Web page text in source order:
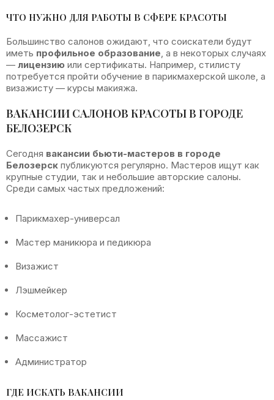
ЧТО НУЖНО ДЛЯ РАБОТЫ В СФЕРЕ КРАСОТЫ
Большинство салонов ожидают, что соискатели будут
иметь профильное образование, а в некоторых случаях
— лицензию или сертификаты. Например, стилисту
потребуется пройти обучение в парикмахерской школе, а
визажисту — курсы макияжа.
ВАКАНСИИ САЛОНОВ КРАСОТЫ В ГОРОДЕ
БЕЛОЗЕРСК
Сегодня вакансии бьюти-мастеров в городе
Белозерск публикуются регулярно. Мастеров ищут как
крупные студии, так и небольшие авторские салоны.
Среди самых частых предложений:
Парикмахер-универсал
Мастер маникюра и педикюра
Визажист
Лэшмейкер
Косметолог-эстетист
Массажист
Администратор
ГДЕ ИСКАТЬ ВАКАНСИИ